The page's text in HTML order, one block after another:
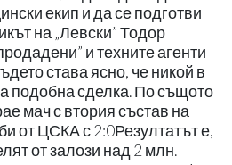
екип и да се подготви
на „Левски” Тодор
и техните агенти
става ясно, че никой в
подобна сделка. По същото
мач с втория състав на
от ЦСКА с 2:0Резултатът е,
от залози над 2 млн.